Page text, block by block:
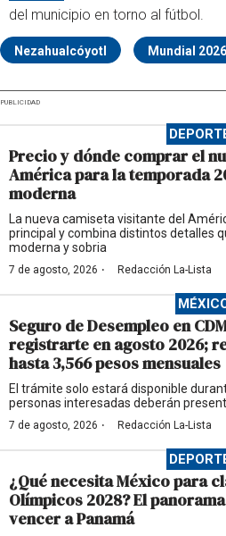
del municipio en torno al fútbol.
Nezahualcóyotl Mundial 2026
PUBLICIDAD
Precio y dónde comprar el
América para la temporada
moderna
La nueva camiseta visitante del
principal y combina distintos detalles
moderna y sobria
7 de agosto, 2026 · Redacción La-Lista
Seguro de Desempleo en
registrarte en agosto 2026;
hasta 3,566 pesos mensuales
El trámite solo estará disponible
personas interesadas deberán
7 de agosto, 2026 · Redacción La-Lista
¿Qué necesita México para
Olímpicos 2028? El
vencer a Panamá